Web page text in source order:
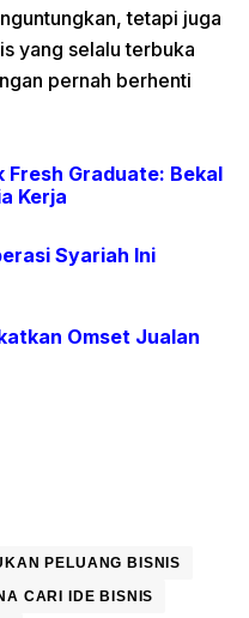
tetapi juga
yang selalu terbuka
pernah berhenti
Fresh Graduate: Bekal
Kerja
Syariah Ini
Omset Jualan
PELUANG BISNIS
CARI IDE BISNIS